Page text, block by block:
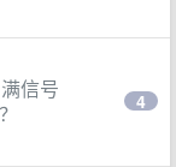
信号
4